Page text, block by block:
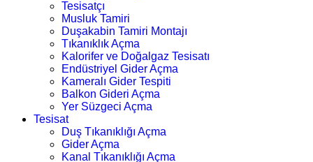
Tesisatçı
Musluk Tamiri
Duşakabin Tamiri Montajı
Tıkanıklık Açma
Kalorifer ve Doğalgaz Tesisatı
Endüstriyel Gider Açma
Kameralı Gider Tespiti
Balkon Gideri Açma
Yer Süzgeci Açma
Tesisat
Duş Tıkanıklığı Açma
Gider Açma
Kanal Tıkanıklığı Açma